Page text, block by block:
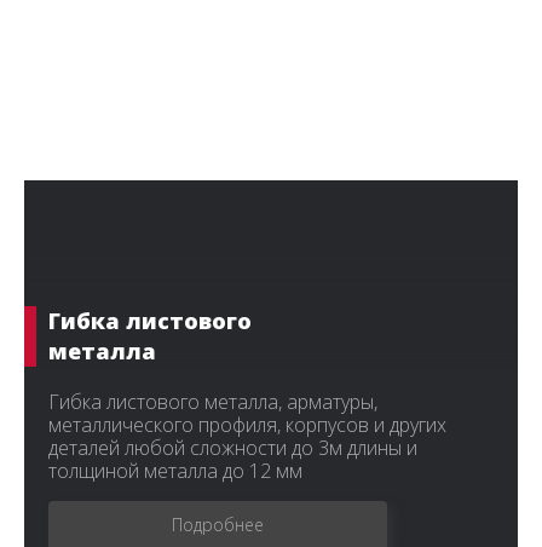
Гибка листового
металла
Гибка листового металла, арматуры,
металлического профиля, корпусов и других
деталей любой сложности до 3м длины и
толщиной металла до 12 мм
Подробнее